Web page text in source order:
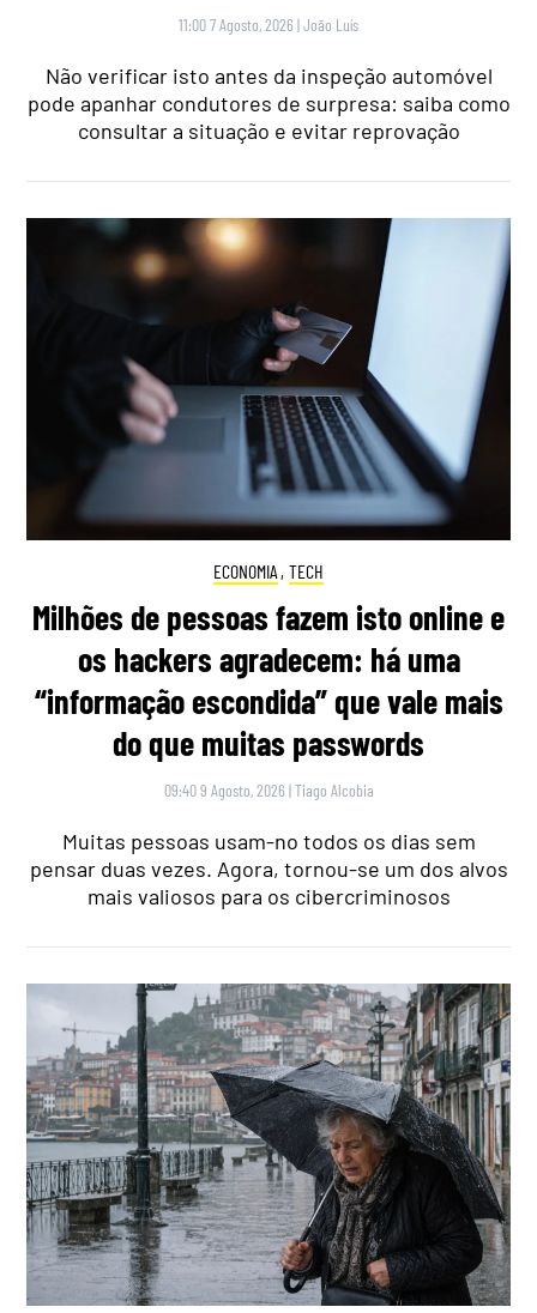
11:00 7 Agosto, 2026 |João Luís
Não verificar isto antes da inspeção automóvel
pode apanhar condutores de surpresa: saiba como
consultar a situação e evitar reprovação
ECONOMIA , TECH
Milhões de pessoas fazem isto online e
os hackers agradecem: há uma
“informação escondida” que vale mais
do que muitas passwords
09:40 9 Agosto, 2026 |Tiago Alcobia
Muitas pessoas usam-no todos os dias sem
pensar duas vezes. Agora, tornou-se um dos alvos
mais valiosos para os cibercriminosos